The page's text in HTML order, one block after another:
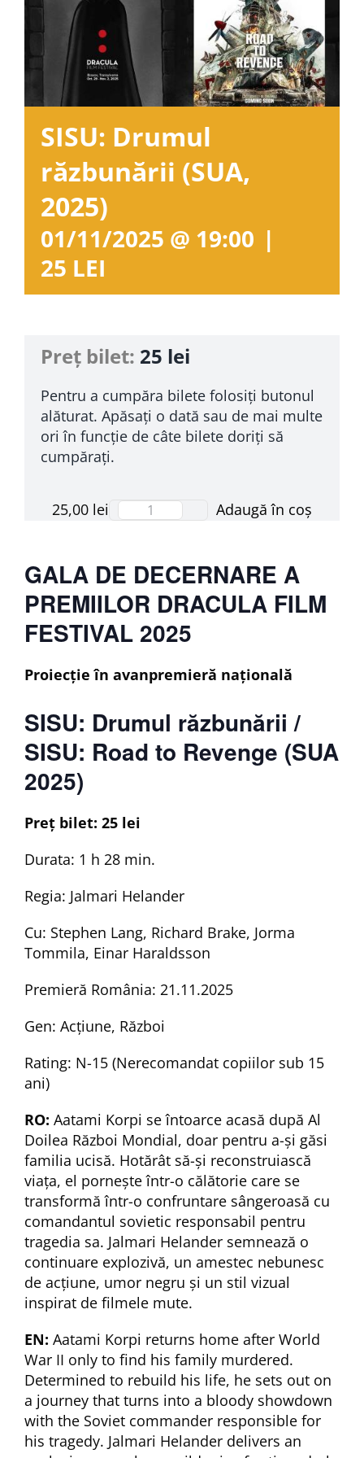
Contact
SISU: Drumul
răzbunării (SUA,
2025)
01/11/2025 @ 19:00 |
25 LEI
Preț bilet: 25 lei
Pentru a cumpăra bilete folosiți butonul
alăturat. Apăsați o dată sau de mai multe
ori în funcție de câte bilete doriți să
cumpărați.
25,00 lei
Cantitate
răzbunării
(SUA,
Adaugă în coș
GALA DE DECERNARE A
PREMIILOR DRACULA FILM
FESTIVAL 2025
Proiecție în avanpremieră națională
SISU: Drumul răzbunării /
SISU: Road to Revenge (SUA
2025)
Preț bilet: 25 lei
Durata: 1 h 28 min.
Regia: Jalmari Helander
Cu: Stephen Lang, Richard Brake, Jorma
Tommila, Einar Haraldsson
Premieră România: 21.11.2025
Gen: Acțiune, Război
Rating: N-15 (Nerecomandat copiilor sub 15
ani)
RO: Aatami Korpi se întoarce acasă după Al
Doilea Război Mondial, doar pentru a-și găsi
familia ucisă. Hotărât să-și reconstruiască
viața, el pornește într-o călătorie care se
transformă într-o confruntare sângeroasă cu
comandantul sovietic responsabil pentru
tragedia sa. Jalmari Helander semnează o
continuare explozivă, un amestec nebunesc
de acțiune, umor negru și un stil vizual
inspirat de filmele mute.
EN: Aatami Korpi returns home after World
War II only to find his family murdered.
Determined to rebuild his life, he sets out on
a journey that turns into a bloody showdown
with the Soviet commander responsible for
his tragedy. Jalmari Helander delivers an